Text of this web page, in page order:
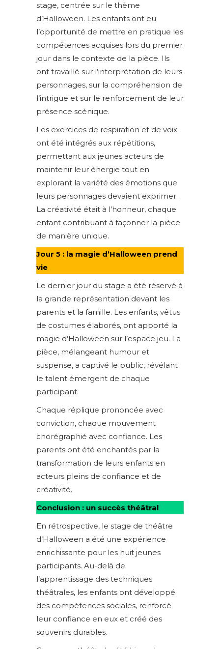
stage, centrée sur le thème
d’Halloween. Les enfants ont eu
l’opportunité de mettre en pratique les
compétences acquises lors du premier
jour dans le contexte de la pièce. Ils
ont travaillé sur l’interprétation de leurs
personnages, sur la compréhension de
l’intrigue et sur le renforcement de leur
présence scénique.
Les exercices de respiration et de voix
ont été intégrés aux répétitions,
permettant aux jeunes acteurs de
maintenir leur énergie tout en
explorant la variété des émotions que
leurs personnages devaient exprimer.
La créativité était à l’honneur, chaque
enfant contribuant à façonner la pièce
de manière unique.
Jour 5 : la magie d’Halloween prend
vie
Le dernier jour du stage a été réservé à
la grande représentation devant les
parents et la famille. Les enfants, vêtus
de costumes élaborés, ont apporté la
magie d’Halloween sur l’espace jeu. La
pièce, mélangeant humour et
suspense, a captivé le public, révélant
le talent émergent de chaque
participant.
Chaque réplique prononcée avec
conviction, chaque mouvement
chorégraphié avec confiance. Les
parents ont été enchantés par la
transformation de leurs enfants en
acteurs pleins de confiance et de
créativité.
Conclusion : un succès théâtral
En rétrospective, le stage de théâtre
d’Halloween a été une expérience
enrichissante pour les huit jeunes
participants. Au-delà de
l’apprentissage des techniques
théâtrales, les enfants ont développé
des compétences sociales, renforcé
leur confiance en eux et créé des
souvenirs durables.